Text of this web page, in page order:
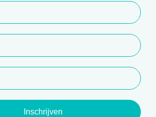
Inschrijven